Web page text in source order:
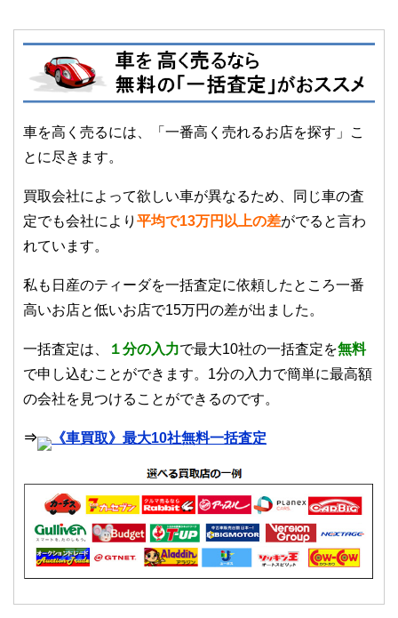
車を高く売るには、「一番高く売れるお店を探す」こ
とに尽きます。
買取会社によって欲しい車が異なるため、同じ車の査
定でも会社により 平均で13万円以上の差がでると言わ
れています。
私も日産のティーダを一括査定に依頼したところ一番
高いお店と低いお店で15万円の差が出ました。
一括査定は、 １分の入力で最大10社の一括査定を無料
で申し込むことができます。1分の入力で簡単に最高額
の会社を見つけることができるのです。
⇒ 《車買取》最大10社無料一括査定